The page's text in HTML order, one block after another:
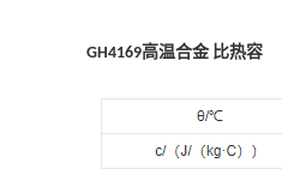
GH4169高温合金 比热容